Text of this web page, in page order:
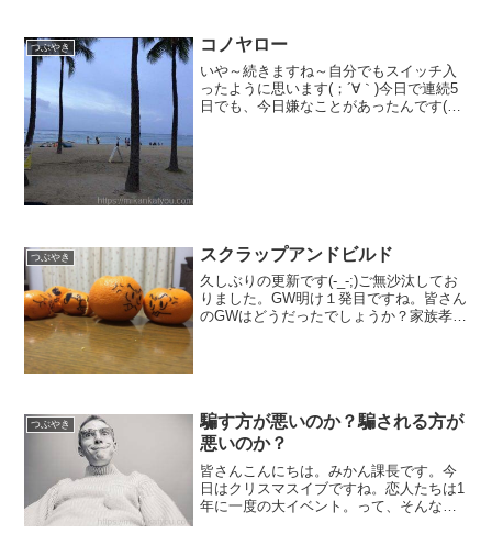
つぶやき コノヤロー
いや～続きますね～自分でもスイッチ入
ったように思います(；´∀｀)今日で連続5
日でも、今日嫌なことがあったんです(＠
つぶやき スクラップアンドビルド
久しぶりの更新です(-_-;)ご無沙汰してお
りました。GW明け１発目ですね。皆さん
のGWはどうだったでしょうか？家族孝行
つぶやき
騙す方が悪いのか？騙される方が
悪いのか？
皆さんこんにちは。みかん課長です。今
日はクリスマスイブですね。恋人たちは1
年に一度の大イベント。って、そんなに